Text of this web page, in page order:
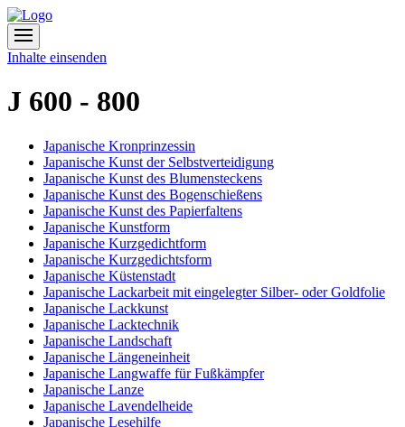
Inhalte einsenden
J 600 - 800
Japanische Kronprinzessin
Japanische Kunst der Selbstverteidigung
Japanische Kunst des Blumensteckens
Japanische Kunst des Bogenschießens
Japanische Kunst des Papierfaltens
Japanische Kunstform
Japanische Kurzgedichtform
Japanische Kurzgedichtsform
Japanische Küstenstadt
Japanische Lackarbeit mit eingelegter Silber- oder Goldfolie
Japanische Lackkunst
Japanische Lacktechnik
Japanische Landschaft
Japanische Längeneinheit
Japanische Langwaffe für Fußkämpfer
Japanische Lanze
Japanische Lavendelheide
Japanische Lesehilfe